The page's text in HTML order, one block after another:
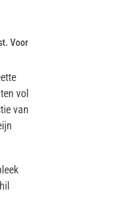
Voor
vol
van